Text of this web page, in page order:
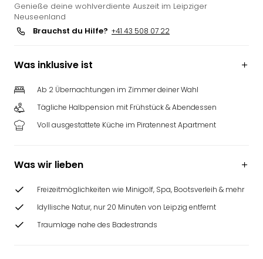
Genieße deine wohlverdiente Auszeit im Leipziger
Neuseenland
Brauchst du Hilfe? +41 43 508 07 22
Was inklusive ist
Ab 2 Übernachtungen im Zimmer deiner Wahl
Tägliche Halbpension mit Frühstück & Abendessen
Voll ausgestattete Küche im Piratennest Apartment
Was wir lieben
Freizeitmöglichkeiten wie Minigolf, Spa, Bootsverleih & mehr
Idyllische Natur, nur 20 Minuten von Leipzig entfernt
Traumlage nahe des Badestrands